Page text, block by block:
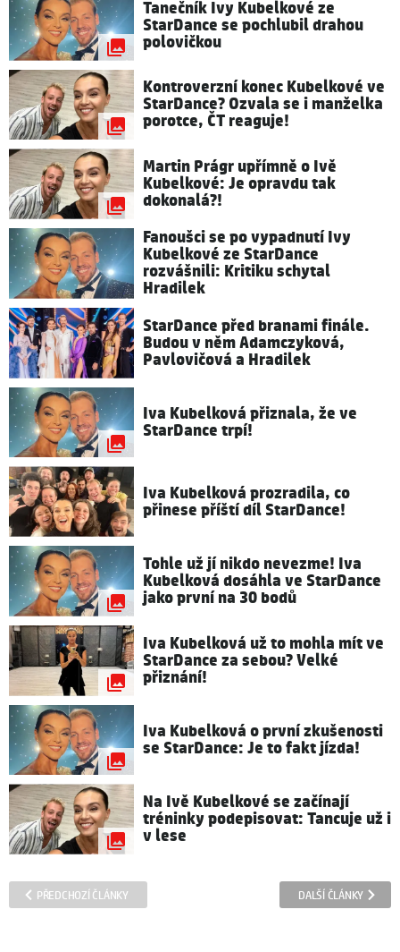
Tanečník Ivy Kubelkové ze
StarDance se pochlubil drahou
polovičkou
Kontroverzní konec Kubelkové ve
StarDance? Ozvala se i manželka
porotce, ČT reaguje!
Martin Prágr upřímně o Ivě
Kubelkové: Je opravdu tak
dokonalá?!
Fanoušci se po vypadnutí Ivy
Kubelkové ze StarDance
rozvášnili: Kritiku schytal
Hradilek
StarDance před branami finále.
Budou v něm Adamczyková,
Pavlovičová a Hradilek
Iva Kubelková přiznala, že ve
StarDance trpí!
Iva Kubelková prozradila, co
přinese příští díl StarDance!
Tohle už jí nikdo nevezme! Iva
Kubelková dosáhla ve StarDance
jako první na 30 bodů
Iva Kubelková už to mohla mít ve
StarDance za sebou? Velké
přiznání!
Iva Kubelková o první zkušenosti
se StarDance: Je to fakt jízda!
Na Ivě Kubelkové se začínají
tréninky podepisovat: Tancuje už i
v lese
PŘEDCHOZÍ ČLÁNKY DALŠÍ ČLÁNKY